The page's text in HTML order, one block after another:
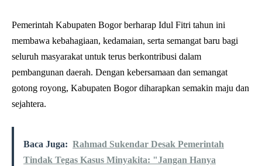
Pemerintah Kabupaten Bogor berharap Idul Fitri tahun ini
membawa kebahagiaan, kedamaian, serta semangat baru bagi
seluruh masyarakat untuk terus berkontribusi dalam
pembangunan daerah. Dengan kebersamaan dan semangat
gotong royong, Kabupaten Bogor diharapkan semakin maju dan
sejahtera.
Baca Juga: Rahmad Sukendar Desak Pemerintah
Tindak Tegas Kasus Minyakita: "Jangan Hanya